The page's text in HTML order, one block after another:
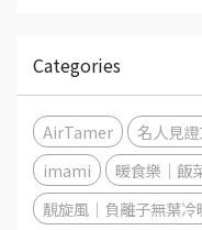
Categories
AirTamer 名人見
imami
暖食樂｜飯
靚旋風｜負離子無葉冷